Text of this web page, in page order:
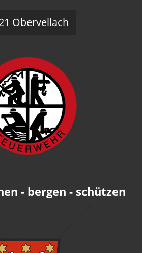
Obervellach
- bergen - schützen